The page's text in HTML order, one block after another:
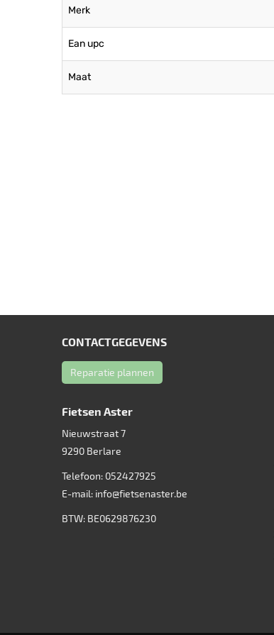
Merk
Ean upc
Maat
CONTACTGEGEVENS
Reparatie plannen
Fietsen Aster
Nieuwstraat 7
9290 Berlare
Telefoon: 052427925
E-mail: info@fietsenaster.be
BTW: BE0629876230